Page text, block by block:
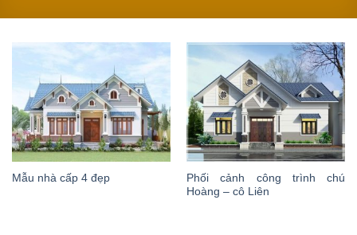
Mẫu nhà cấp 4 đẹp
Phối cảnh công trình chú
Hoàng – cô Liên